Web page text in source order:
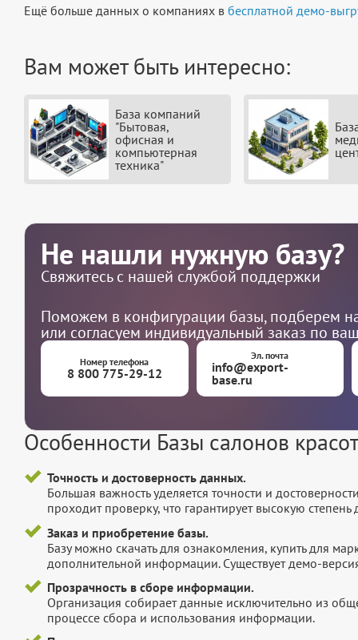
Ещё больше данных о компаниях в бесплатной демо-
Вам может быть интересно:
База компаний
"Бытовая,
офисная и
компьютерная
техника"
Не нашли нужную базу?
Свяжитесь с нашей службой поддержки
Поможем в конфигурации базы, подберем
или согласуем индивидуальный заказ по
Номер телефона
8 800 775-29-12
Эл. почта
info@export-
base.ru
Особенности Базы салонов
Точность и достоверность данных.
Большая важность уделяется точности и
проходит проверку, что гарантирует высокую
Заказ и приобретение базы.
Базу можно скачать для ознакомления, купить для
дополнительной информации. Существует демо-
Прозрачность в сборе информации.
Организация собирает данные исключительно из
процессе сбора и использования информации.